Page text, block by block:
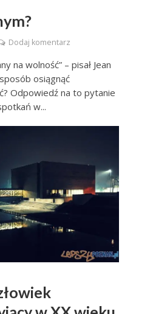
Dodaj komentarz
na wolność” – pisał Jean
osiągnąć
Odpowiedź na to pytanie
w...